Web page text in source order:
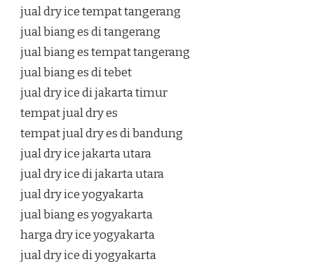
jual dry ice tempat tangerang
jual biang es di tangerang
jual biang es tempat tangerang
jual biang es di tebet
jual dry ice di jakarta timur
tempat jual dry es
tempat jual dry es di bandung
jual dry ice jakarta utara
jual dry ice di jakarta utara
jual dry ice yogyakarta
jual biang es yogyakarta
harga dry ice yogyakarta
jual dry ice di yogyakarta